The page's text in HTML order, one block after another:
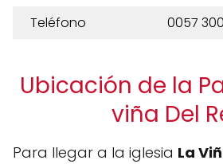
Teléfono
0057
Ubicación de la
viña Del
Para llegar a la iglesia La